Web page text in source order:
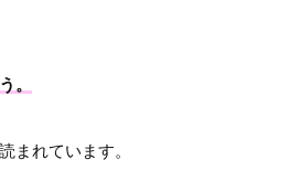
。
まれています。